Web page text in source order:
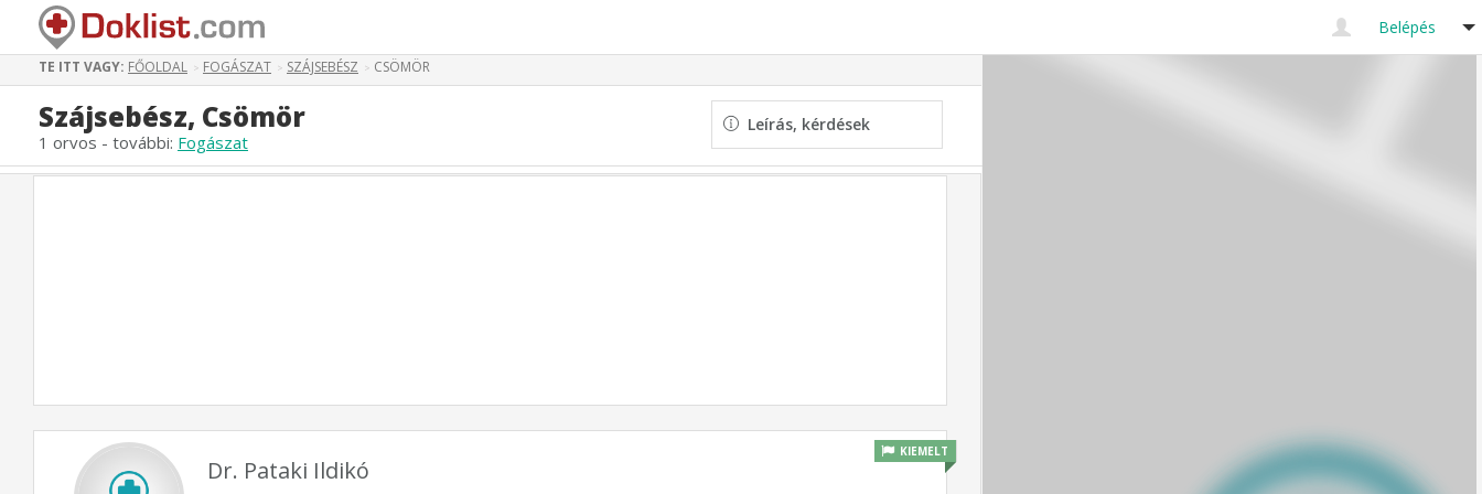
Belépés
TE ITT VAGY: FŐOLDAL > FOGÁSZAT > SZÁJSEBÉSZ > CSÖMÖR
Szájsebész, Csömör
1 orvos - további: Fogászat
Leírás, kérdések
KIEMELT
Dr. Pataki Ildikó